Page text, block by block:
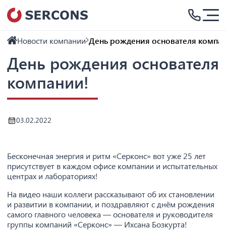
Новости компании День рождения основателя
День рождения основателя
компании!
03.02.2022
Бесконечная энергия и ритм «Серконс» вот уже 25 лет
присутствует в каждом офисе компании и испытательных
центрах и лабораториях!
На видео наши коллеги рассказывают об их становлении
и развитии в компании, и поздравляют с днём рождения
самого главного человека — основателя и руководителя
группы компаний «Серконс» — Ихсана Бозкурта!